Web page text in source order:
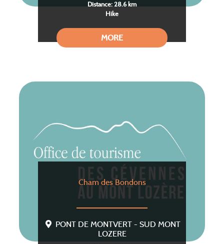
Distance: 28.6 km
Hike
MORE
Cham des Bondons
PONT DE MONTVERT - SUD MONT
LOZERE